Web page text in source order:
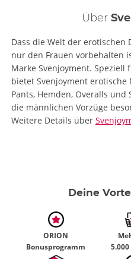
Über
Dass die Welt der erotischen
nur den Frauen vorbehalten
Marke Svenjoyment. Speziell
bietet Svenjoyment erotische
Pants, Hemden, Overalls und
die männlichen Vorzüge
Weitere Details über
Deine
ORION
Bonusprogramm